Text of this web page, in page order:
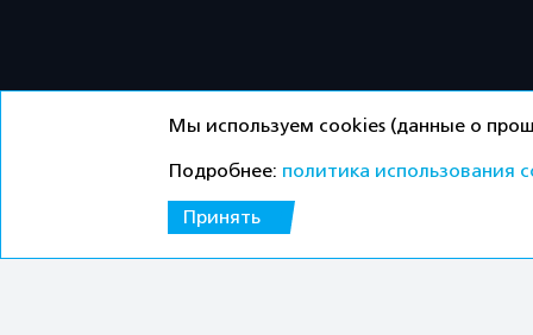
©ООО «Торговый дом «Кама» 2026 / Все права
Мы используем cookies (данные о
Подробнее: политика использования
Принять